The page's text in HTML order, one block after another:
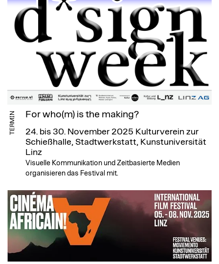
TERMIN For who(m) is the making?
24. bis 30. November 2025 Kulturverein zur
Schießhalle, Stadtwerkstatt, Kunstuniversität
Linz
Visuelle Kommunikation und Zeitbasierte Medien
organisieren das Festival mit.